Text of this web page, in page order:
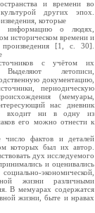
и времени во
других эпох.
которые
информацию о людях,
историческом времени и
[1, с. 30].
с учётом их
Выделяют летописи,
документацию,
периодическую
(мемуары,
нас дневник
входит ни в одну из
его можно отнести к
число фактов и деталей
которых был их автор.
дух исследуемого
и оценивались
экономической,
жизни различными
В мемуарах содержатся
жизни, быте и нравах